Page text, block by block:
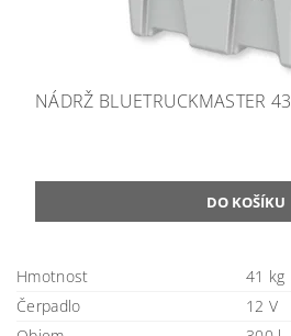
NÁDRŽ BLUETRUCKMASTER
Hmotnost
41 kg
Čerpadlo
12 V